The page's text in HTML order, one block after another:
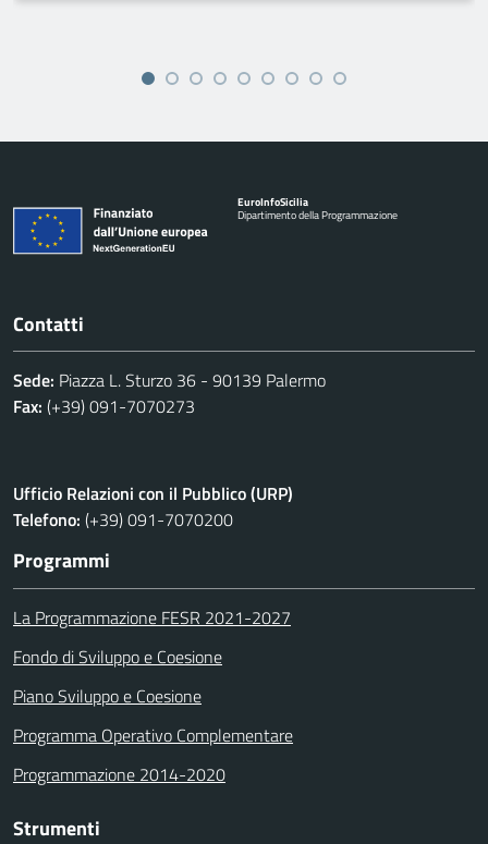
EuroInfoSicilia
Dipartimento della Programmazione
Contatti
Sede: Piazza L. Sturzo 36 - 90139 Palermo
Fax: (+39) 091-7070273
Ufficio Relazioni con il Pubblico (URP)
Telefono: (+39) 091-7070200
Programmi
La Programmazione FESR 2021-2027
Fondo di Sviluppo e Coesione
Piano Sviluppo e Coesione
Programma Operativo Complementare
Programmazione 2014-2020
Strumenti